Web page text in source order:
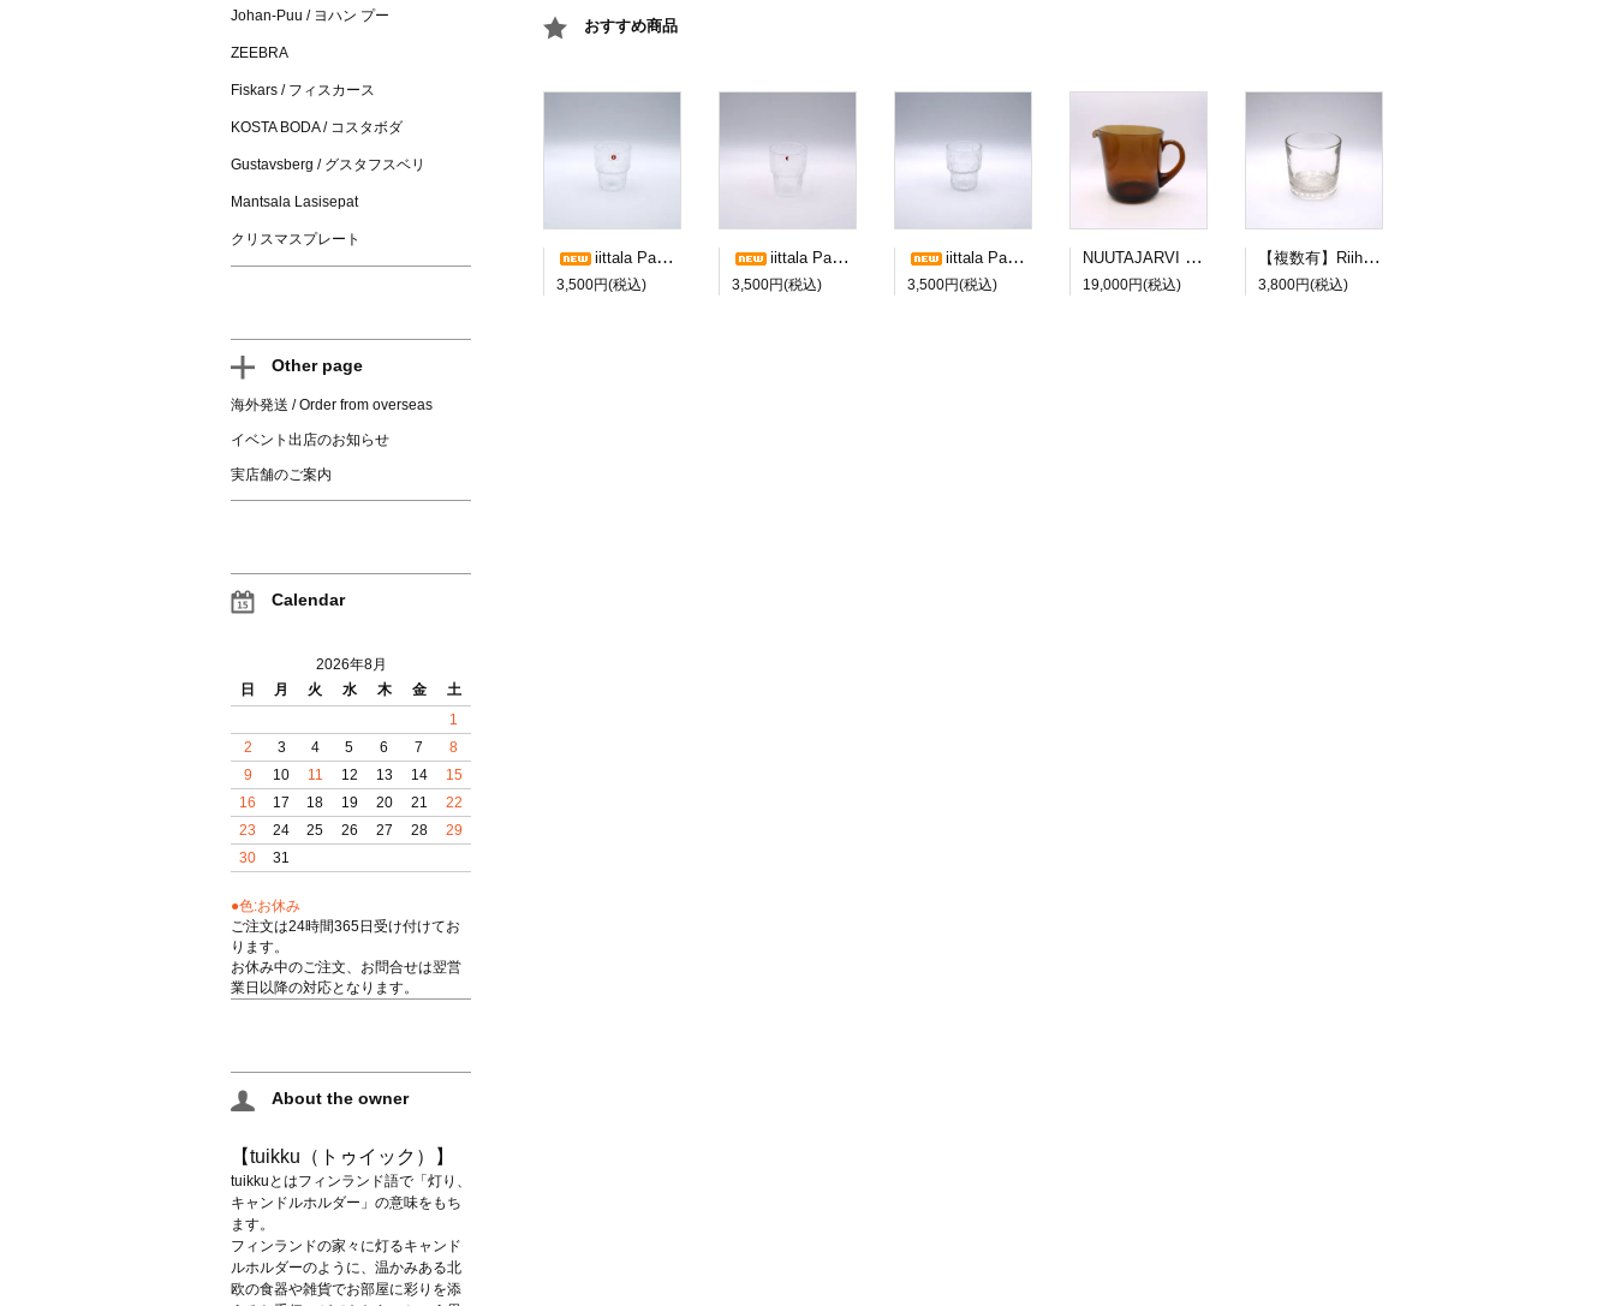
おすすめ商品
iittala Paadar ショットグラス a
3,500円(税込)
iittala Paadar ショットグラス b
3,500円(税込)
iittala Paadar ショットグラス c
3,500円(税込)
NUUTAJARVI Kaj Franck/カイ・フランク 5601 ピッチャー ブラウン
19,000円(税込)
【複数有】Riihimaen Lasi Flindari 5014 グラス
3,800円(税込)
Johan-Puu / ヨハン プー
ZEEBRA
Fiskars / フィスカース
KOSTA BODA / コスタボダ
Gustavsberg / グスタフスベリ
Mantsala Lasisepat
クリスマスプレート
Other page
海外発送 / Order from overseas
イベント出店のお知らせ
実店舗のご案内
Calendar
2026年8月
日
月 火 水 木 金
土
1
2
3 4 5 6 7
8
9
10 11 12 13 14
15
16
17 18 19 20 21
22
23
24 25 26 27 28
29
30
31
●色:お休み
ご注文は24時間365日受け付けてお
ります。
お休み中のご注文、お問合せは翌営
業日以降の対応となります。
About the owner
【tuikku（トゥイック）】
tuikkuとはフィンランド語で「灯り、
キャンドルホルダー」の意味をもち
ます。
フィンランドの家々に灯るキャンド
ルホルダーのように、温かみある北
欧の食器や雑貨でお部屋に彩りを添